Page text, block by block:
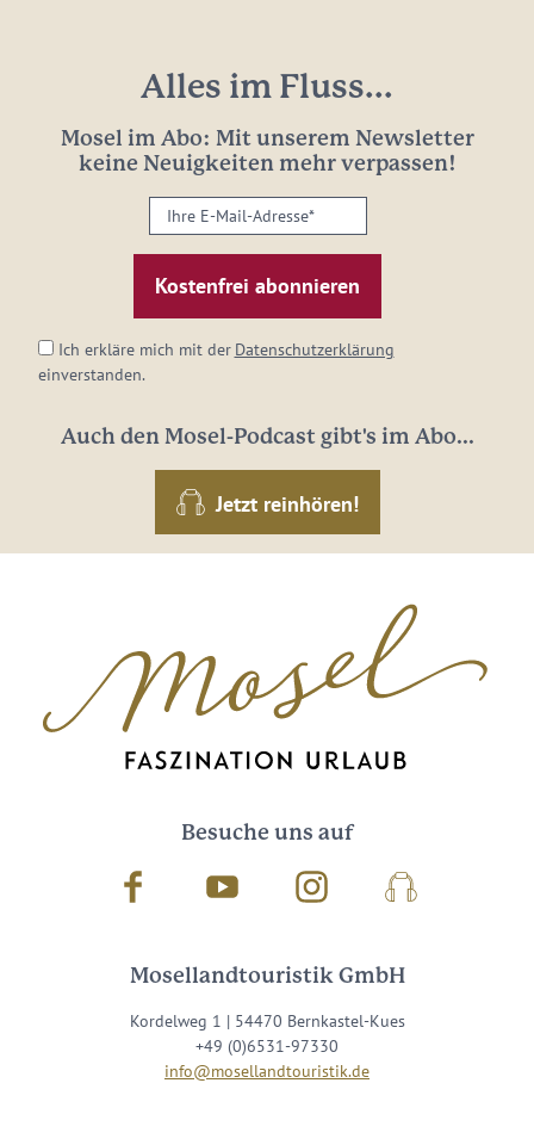
Alles im Fluss...
Mosel im Abo: Mit unserem Newsletter
keine Neuigkeiten mehr verpassen!
Ihre
E-
Mail-
Adresse:
Ich erkläre mich mit der Datenschutzerklärung
einverstanden.
Auch den Mosel-Podcast gibt's im Abo...
Jetzt reinhören!
Besuche uns auf
Facebook Youtube InstagramPodcast
Mosellandtouristik GmbH
Kordelweg 1 | 54470 Bernkastel-Kues
+49 (0)6531-97330
info@mosellandtouristik.de